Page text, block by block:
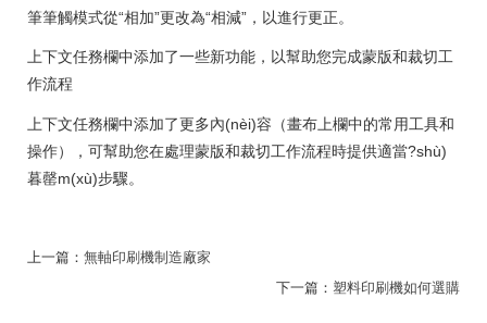
筆筆觸模式從“相加”更改為“相減”，以進行更正。
上下文任務欄中添加了一些新功能，以幫助您完成蒙版和裁切工
作流程
上下文任務欄中添加了更多內(nèi)容（畫布上欄中的常用工具和
操作），可幫助您在處理蒙版和裁切工作流程時提供適當?shù)
暮罄m(xù)步驟。
上一篇： 無軸印刷機制造廠家
下一篇： 塑料印刷機如何選購